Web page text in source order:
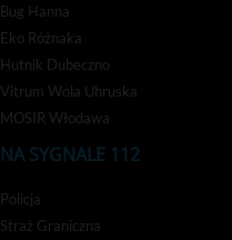
Bug Hanna
Eko Różnaka
Hutnik Dubeczno
Vitrum Wola Uhruska
MOSIR Włodawa
NA SYGNALE 112
Policja
Straż Graniczna